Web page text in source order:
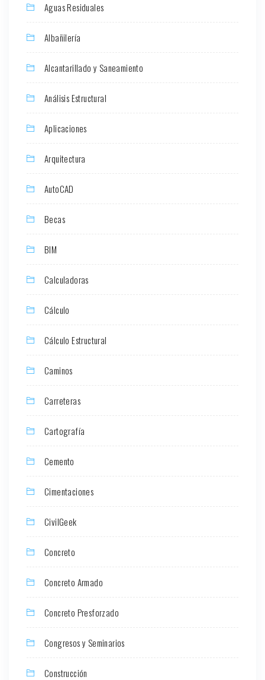
Aguas Residuales
Albañilería
Alcantarillado y Saneamiento
Análisis Estructural
Aplicaciones
Arquitectura
AutoCAD
Becas
BIM
Calculadoras
Cálculo
Cálculo Estructural
Caminos
Carreteras
Cartografía
Cemento
Cimentaciones
CivilGeek
Concreto
Concreto Armado
Concreto Presforzado
Congresos y Seminarios
Construcción